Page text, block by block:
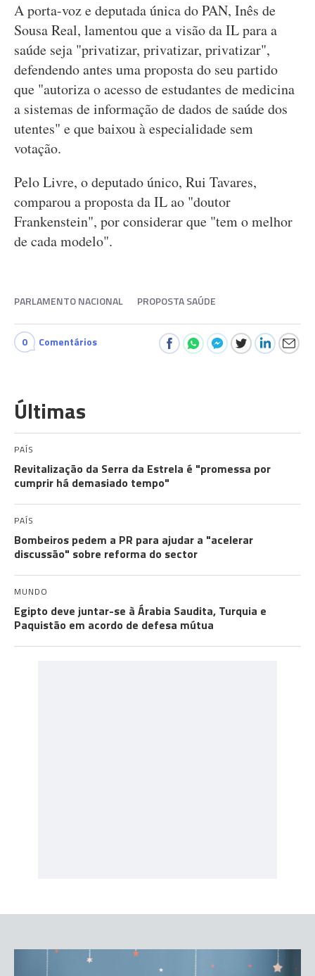
A porta-voz e deputada única do PAN, Inês de
Sousa Real, lamentou que a visão da IL para a
saúde seja "privatizar, privatizar, privatizar",
defendendo antes uma proposta do seu partido
que "autoriza o acesso de estudantes de medicina
a sistemas de informação de dados de saúde dos
utentes" e que baixou à especialidade sem
votação.
Pelo Livre, o deputado único, Rui Tavares,
comparou a proposta da IL ao "doutor
Frankenstein", por considerar que "tem o melhor
de cada modelo".
PARLAMENTO NACIONAL PROPOSTA SAÚDE
0 Comentários
Últimas
PAÍS
Revitalização da Serra da Estrela é "promessa por
cumprir há demasiado tempo"
PAÍS
Bombeiros pedem a PR para ajudar a "acelerar
discussão" sobre reforma do sector
MUNDO
Egipto deve juntar-se à Árabia Saudita, Turquia e
Paquistão em acordo de defesa mútua